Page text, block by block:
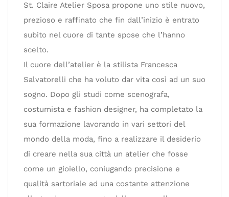
St. Claire Atelier Sposa propone uno stile nuovo,
prezioso e raffinato che fin dall’inizio è entrato
subito nel cuore di tante spose che l’hanno
scelto.
Il cuore dell’atelier è la stilista Francesca
Salvatorelli che ha voluto dar vita così ad un suo
sogno. Dopo gli studi come scenografa,
costumista e fashion designer, ha completato la
sua formazione lavorando in vari settori del
mondo della moda, fino a realizzare il desiderio
di creare nella sua città un atelier che fosse
come un gioiello, coniugando precisione e
qualità sartoriale ad una costante attenzione